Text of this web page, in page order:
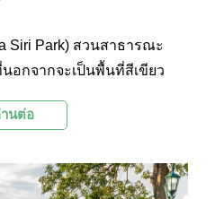
Siri Park) สวนสาธารณะ
อกจากจะเป็นพื้นที่สีเขียว
กที่โดดเด่นและแตกต่าง
อง
นต่อ